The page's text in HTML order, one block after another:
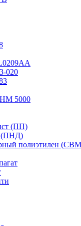
020
5000
(ПП)
(ПНД)
полиэтилен